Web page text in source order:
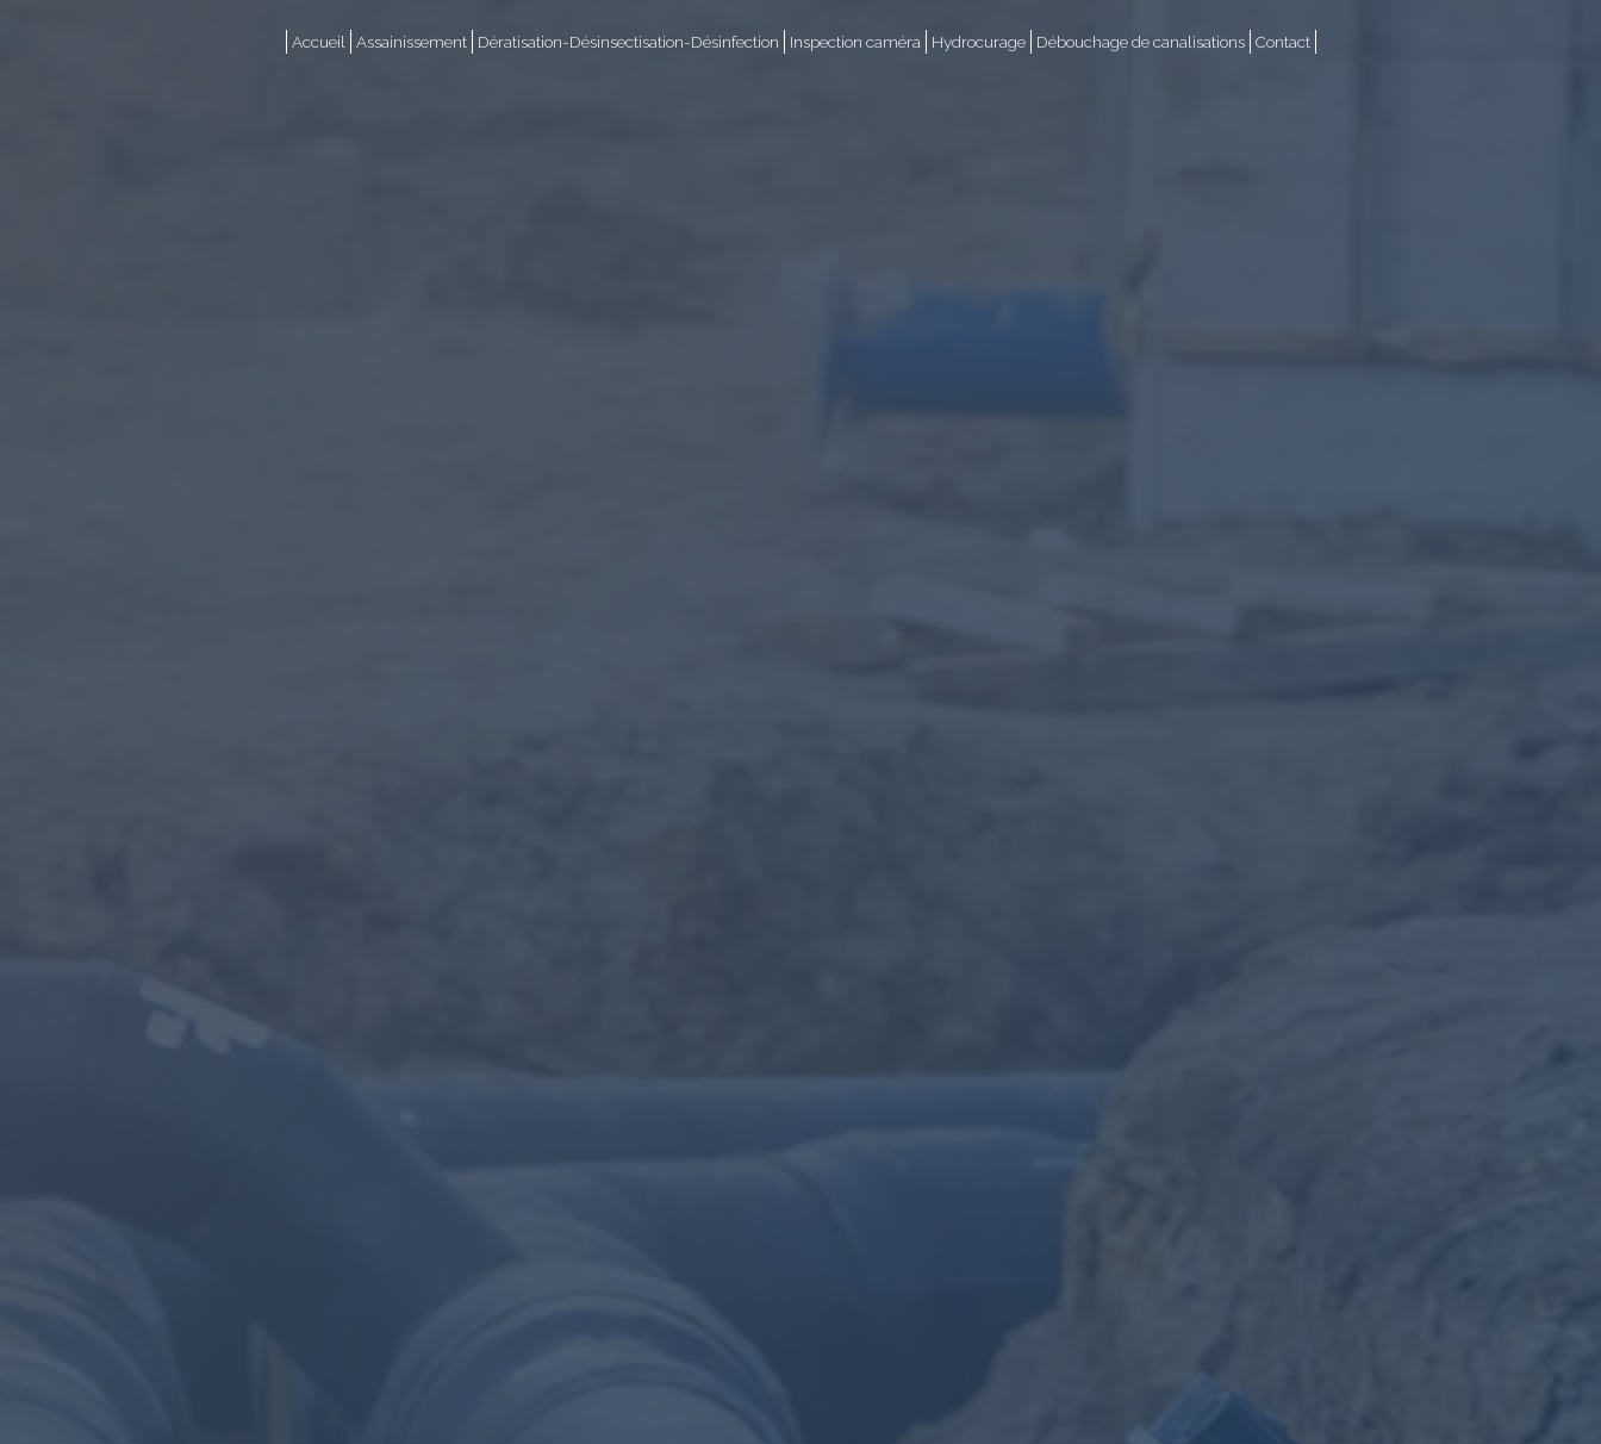
Accueil Assainissement Dératisation-Désinsectisation-Désinfection Inspection caméra Hydrocurage Débouchage de canalisations Contact